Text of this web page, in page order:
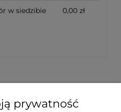
w siedzibie
0,00 zł
prywatność